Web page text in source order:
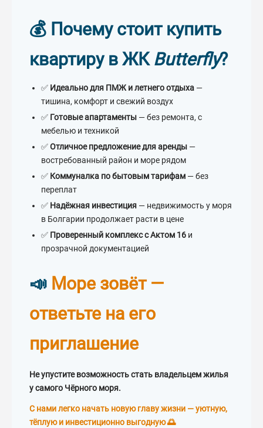
💰 Почему стоит купить
квартиру в ЖК Butterfly?
✅ Идеально для ПМЖ и летнего отдыха —
тишина, комфорт и свежий воздух
✅ Готовые апартаменты — без ремонта, с
мебелью и техникой
✅Отличное предложение для аренды —
востребованный район и море рядом
✅ Коммуналка по бытовым тарифам — без
переплат
✅ Надёжная инвестиция — недвижимость у моря
в Болгарии продолжает расти в цене
✅ Проверенный комплекс с Актом 16 и
прозрачной документацией
📣 Море зовёт —
ответьте на его
приглашение
Не упустите возможность стать владельцем жилья
у самого Чёрного моря.
С нами легко начать новую главу жизни — уютную,
тёплую и инвестиционно выгодную 🌅